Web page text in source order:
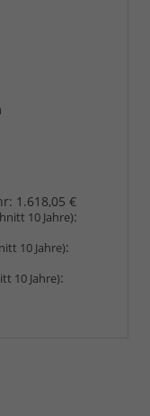
1.618,05 €
10 Jahre):
10 Jahre):
10 Jahre):